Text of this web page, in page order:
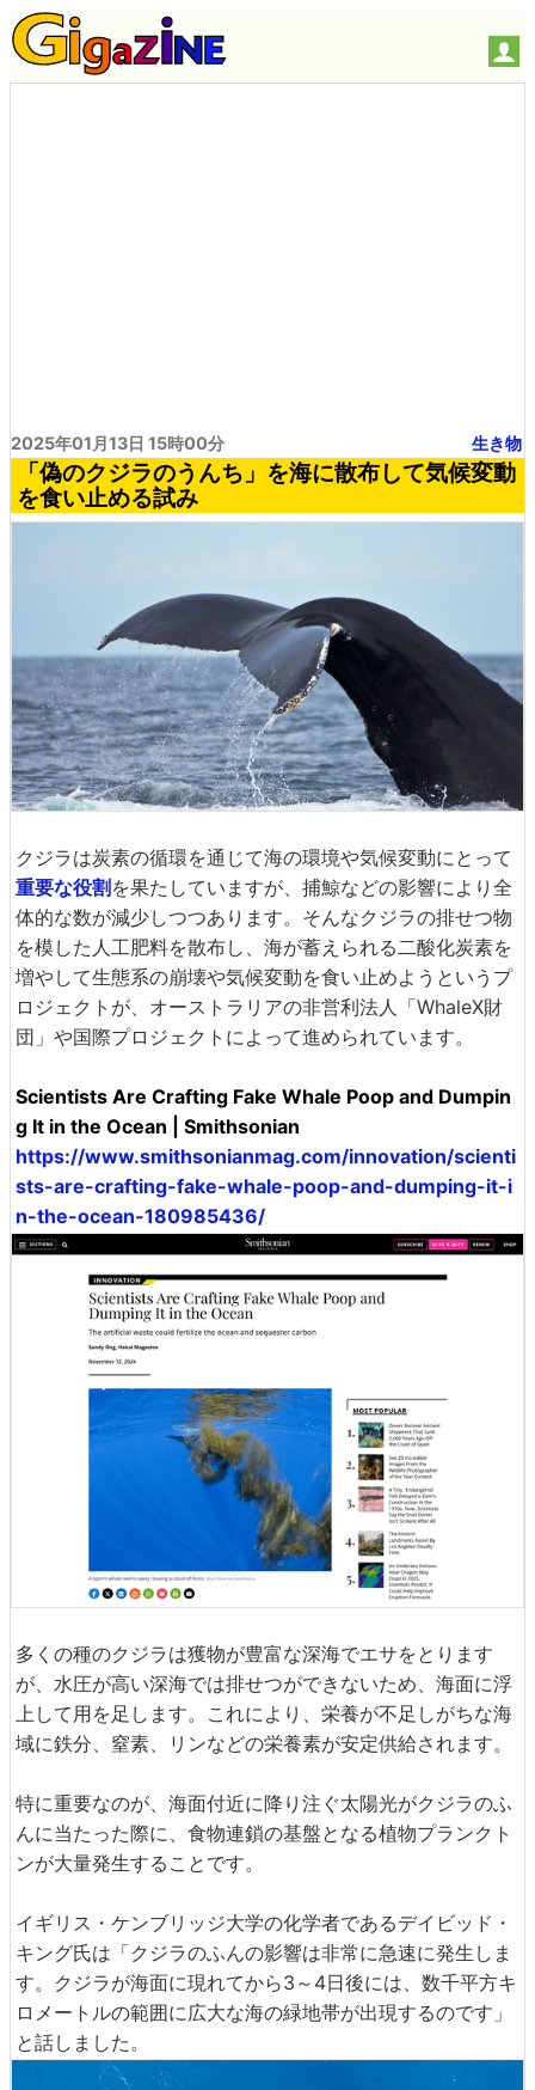
2025年01月13日 15時00分 生き物
「偽のクジラのうんち」を海に散布して気候変動
を食い止める試み
クジラは炭素の循環を通じて海の環境や気候変動にとって
重要な役割を果たしていますが、捕鯨などの影響により全
体的な数が減少しつつあります。そんなクジラの排せつ物
を模した人工肥料を散布し、海が蓄えられる二酸化炭素を
増やして生態系の崩壊や気候変動を食い止めようというプ
ロジェクトが、オーストラリアの非営利法人「WhaleX財
団」や国際プロジェクトによって進められています。
Scientists Are Crafting Fake Whale Poop and Dumpin
g It in the Ocean | Smithsonian
https://www.smithsonianmag.com/innovation/scienti
sts-are-crafting-fake-whale-poop-and-dumping-it-i
n-the-ocean-180985436/
多くの種のクジラは獲物が豊富な深海でエサをとります
が、水圧が高い深海では排せつができないため、海面に浮
上して用を足します。これにより、栄養が不足しがちな海
域に鉄分、窒素、リンなどの栄養素が安定供給されます。
特に重要なのが、海面付近に降り注ぐ太陽光がクジラのふ
んに当たった際に、食物連鎖の基盤となる植物プランクト
ンが大量発生することです。
イギリス・ケンブリッジ大学の化学者であるデイビッド・
キング氏は「クジラのふんの影響は非常に急速に発生しま
す。クジラが海面に現れてから3～4日後には、数千平方キ
ロメートルの範囲に広大な海の緑地帯が出現するのです」
と話しました。